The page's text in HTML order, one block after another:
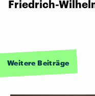
Friedrich-
Weitere Beiträge